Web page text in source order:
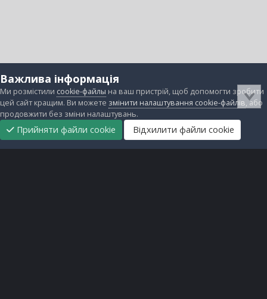
Важлива інформація
Ми розмістили cookie-файлы на ваш пристрій, щоб допомогти зробити
цей сайт кращим. Ви можете змінити налаштування cookie-файлів, або
продовжити без зміни налаштувань.
Прийняти файли cookie Відхилити файли cookie
Головна
Підтримати
нас
Прибрати
рекламу
Завантаження Непрочитані Реєстрація